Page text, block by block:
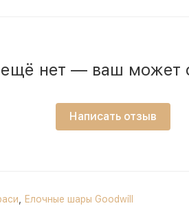
нет — ваш может
Написать отзыв
Елочные шары Goodwill